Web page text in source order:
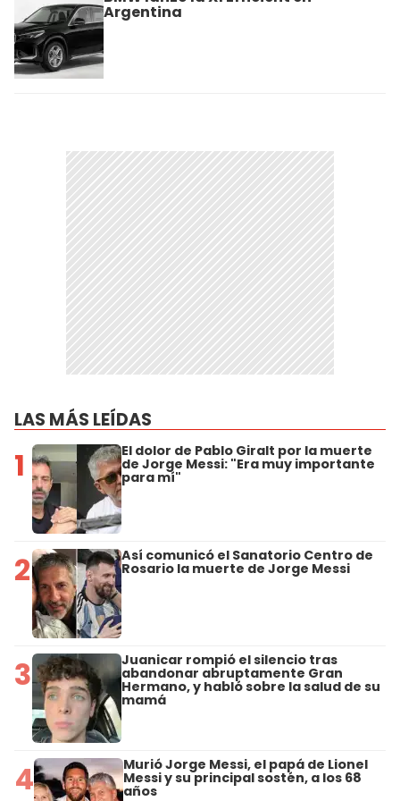
Argentina
LAS MÁS LEÍDAS
1 El dolor de Pablo Giralt por la muerte
de Jorge Messi: "Era muy importante
para mí"
2 Así comunicó el Sanatorio Centro de
Rosario la muerte de Jorge Messi
3 Juanicar rompió el silencio tras
abandonar abruptamente Gran
Hermano, y habló sobre la salud de su
mamá
4 Murió Jorge Messi, el papá de Lionel
Messi y su principal sostén, a los 68
años